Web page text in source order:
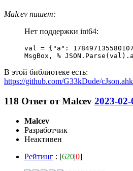
Malcev пишет:
Нет поддержки int64:
val = {"a":
MsgBox, % JSON.Parse(val).a
В этой библиотеке есть:
https://github.com/G33kDude/cJson.ahk
118 Ответ отMalcev 2023-
Malcev
Разработчик
Неактивен
Рейтинг : [620|0]